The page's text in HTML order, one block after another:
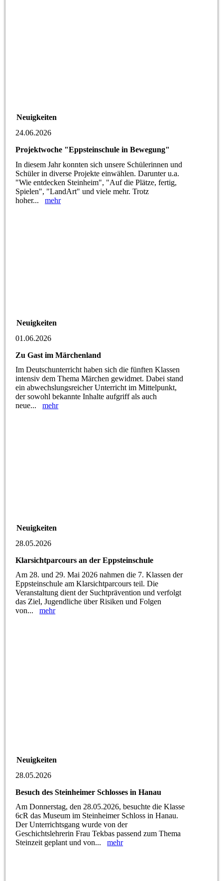
Neuigkeiten
24.06.2026
Projektwoche "Eppsteinschule in Bewegung"
In diesem Jahr konnten sich unsere Schülerinnen und
Schüler in diverse Projekte einwählen. Darunter u.a.
"Wie entdecken Steinheim", "Auf die Plätze, fertig,
Spielen", "LandArt" und viele mehr. Trotz
hoher...mehr
Neuigkeiten
01.06.2026
Zu Gast im Märchenland
Im Deutschunterricht haben sich die fünften Klassen
intensiv dem Thema Märchen gewidmet. Dabei stand
ein abwechslungsreicher Unterricht im Mittelpunkt,
der sowohl bekannte Inhalte aufgriff als auch
neue...mehr
Neuigkeiten
28.05.2026
Klarsichtparcours an der Eppsteinschule
Am 28. und 29. Mai 2026 nahmen die 7. Klassen der
Eppsteinschule am Klarsichtparcours teil. Die
Veranstaltung dient der Suchtprävention und verfolgt
das Ziel, Jugendliche über Risiken und Folgen
von...mehr
Neuigkeiten
28.05.2026
Besuch des Steinheimer Schlosses in Hanau
Am Donnerstag, den 28.05.2026, besuchte die Klasse
6cR das Museum im Steinheimer Schloss in Hanau.
Der Unterrichtsgang wurde von der
Geschichtslehrerin Frau Tekbas passend zum Thema
Steinzeit geplant und von...mehr